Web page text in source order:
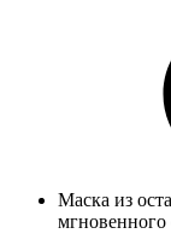
Маска из